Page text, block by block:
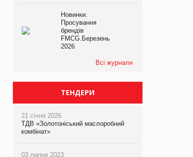
Новинки.
Просування
брендів
FMCG.Березень
2026
Всі журнали
ТЕНДЕРИ
21 січня 2026
ТДВ «Золотоніський маслоробний
комбінат»
03 липня 2023